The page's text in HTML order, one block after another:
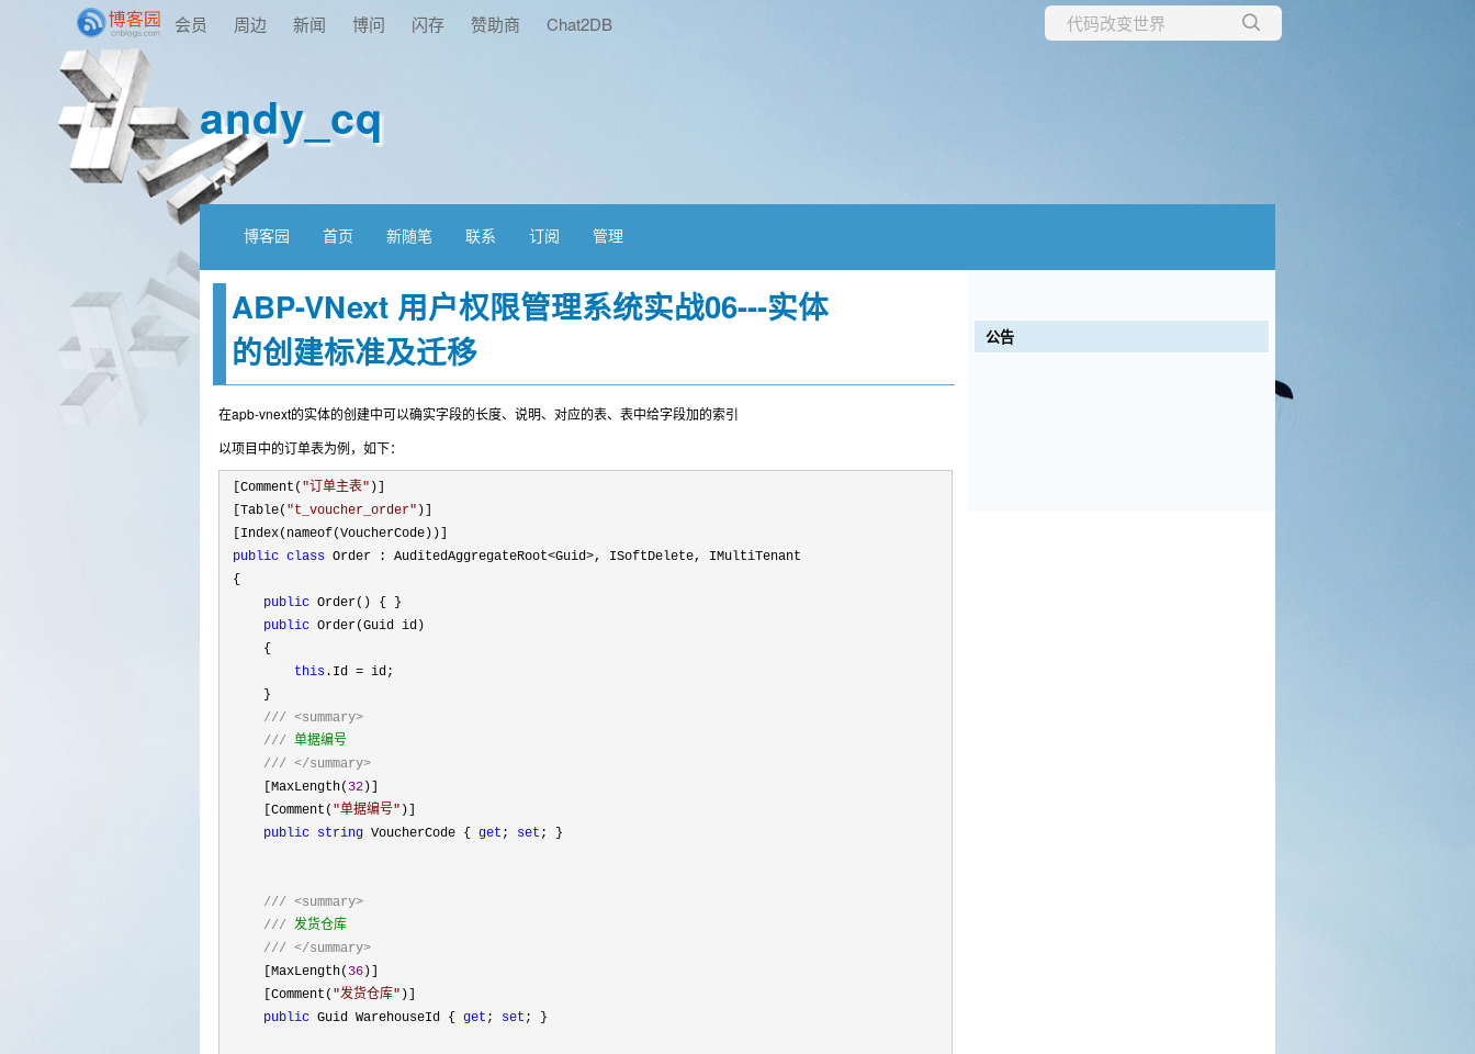
会员 周边 新闻 博问 闪存 赞助商 Chat2DB
andy_cq
博客园 首页 新随笔 联系 订阅 管理
ABP-VNext 用户权限管理系统实战06---实体
的创建标准及迁移
在apb-vnext的实体的创建中可以确实字段的长度、说明、对应的表、表中给字段加的索引
以项目中的订单表为例，如下：
[Comment( "订单主表" )]
[Table( "t_voucher_order" )]
[Index(nameof(VoucherCode))]
public class Order : AuditedAggregateRoot<Guid>, ISoftDelete, IMultiTenant
{
public Order() { }
public Order(Guid id)
     {
this .Id = id;
     }
/// <summary>
/// 单据编号
/// </summary>
     [MaxLength(
32 )]
     [Comment(
"单据编号" )]
public string VoucherCode { get ; set ; }
/// <summary>
/// 发货仓库
/// </summary>
     [MaxLength(
36 )]
     [Comment(
"发货仓库" )]
public Guid WarehouseId { get ; set ; }
公告